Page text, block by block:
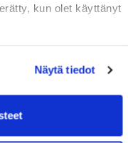
kun olet käyttänyt
Näytä tiedot
Pori